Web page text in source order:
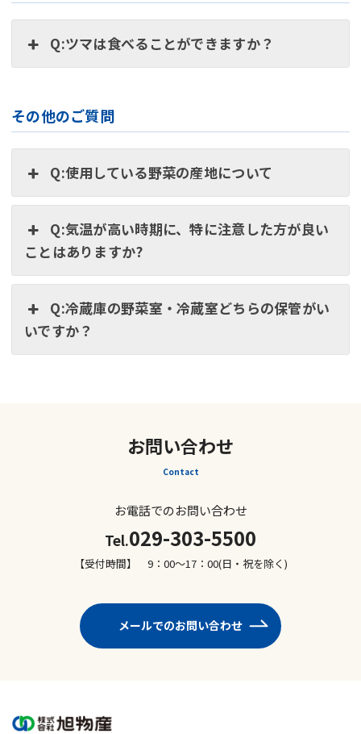
Q:ツマは食べることができますか？
その他のご質問
Q:使用している野菜の産地について
Q:気温が高い時期に、特に注意した方が良い
ことはありますか?
Q:冷蔵庫の野菜室・冷蔵室どちらの保管がい
いですか？
お問い合わせ
Contact
お電話でのお問い合わせ
Tel.029-303-5500
【受付時間】 9：00～17：00(日・祝を除く)
メールでのお問い合わせ